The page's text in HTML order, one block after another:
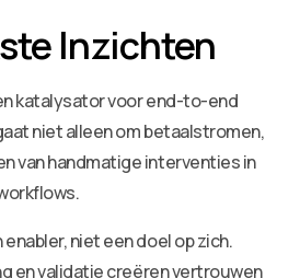
Inzichten
katalysator voor end-to-end
niet alleen om betaalstromen,
van handmatige interventies in
enabler, niet een doel op zich.
en validatie creëren vertrouwen